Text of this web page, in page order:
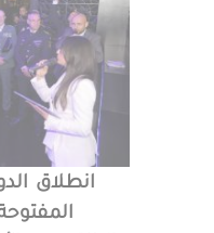
انطلاق